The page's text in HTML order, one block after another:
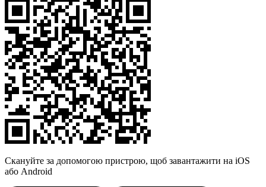
Скануйте за допомогою пристрою, щоб завантажити на iOS
або Android